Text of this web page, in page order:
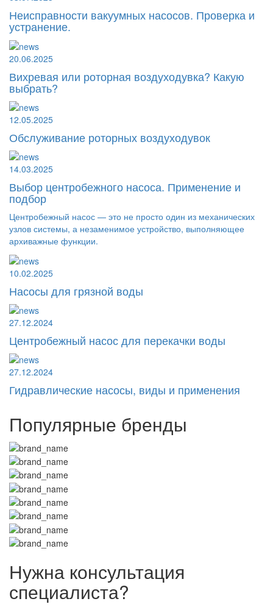
Неисправности вакуумных насосов. Проверка и
устранение.
20.06.2025
Вихревая или роторная воздуходувка? Какую
выбрать?
12.05.2025
Обслуживание роторных воздуходувок
14.03.2025
Выбор центробежного насоса. Применение и
подбор
Центробежный насос — это не просто один из механических
узлов системы, а незаменимое устройство, выполняющее
архиважные функции.
10.02.2025
Насосы для грязной воды
27.12.2024
Центробежный насос для перекачки воды
27.12.2024
Гидравлические насосы, виды и применения
Популярные бренды
Нужна консультация
специалиста?